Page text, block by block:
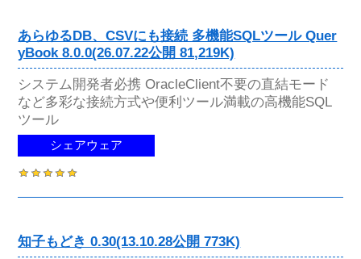
あらゆるDB、CSVにも接続 多機能SQLツール Quer
yBook 8.0.0(26.07.22公開 81,219K)
システム開発者必携 OracleClient不要の直結モード
など多彩な接続方式や便利ツール満載の高機能SQL
ツール
シェアウェア
知子もどき 0.30(13.10.28公開 773K)